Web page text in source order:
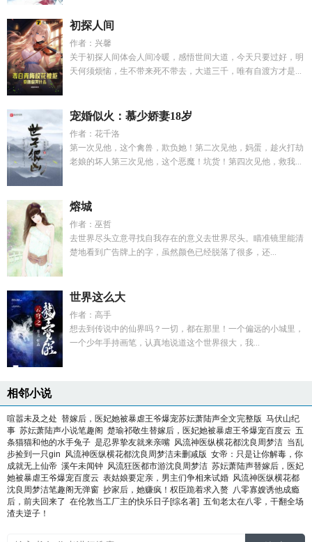
初探人间
作者：兴馨
关于初探人间体会人间冷暖，感悟世间大道，今天只要过好，明
天何须烦恼，生不带来死不带去，大道三千，唯有自渡方才是...
宠婚似火：慕少娇妻18岁
作者：花千洛
第一次见他，这个禽兽，欺负她！第二次见他，妈蛋，趁火打劫
老娘的坏人第三次见他，这个恶魔！坑货！第四次见他，救我...
熔城
作者：巫哲
去世界尽头立意寻找自我存在的意义去世界尽头。瞄准镜里能清
楚地看到广告牌上的字，虽然颜色已经脱落了很多，还...
世界这么大
作者：高手
想去到传说中的仙界吗？一切，都在那里！一个偏远的小城里，
一个少年手持画笔，认真地说道这个世界很大，我...
相邻小说
喧嚣未及之处 替嫁后，医妃她被暴虐王爷爆宠苏妘萧陆声全文完整版 马伏山纪
事 苏妘萧陆声小说笔趣阁 楚瑜祁敬生替嫁后，医妃她被暴虐王爷爆宠百度云 五
条猫猫和他的水手兔子 是忍界挚友就来亲嘴 风流神医纵横花都沈良周梦洁 当乱
步捡到一只gin 风流神医纵横花都沈良周梦洁未删减版 女帝：只是让你解毒，你
成就无上仙帝 溪午未闻钟 风流狂医都市游沈良周梦洁 苏妘萧陆声替嫁后，医妃
她被暴虐王爷爆宠百度云 表姑娘要定亲，男主们争相来试婚 风流神医纵横花都
沈良周梦洁笔趣阁无弹窗 抄家后，她赚疯！权臣跪着求入赘 八零寡嫂诱他成瘾
后，前夫回来了 在伦敦当工厂主的快乐日子[综名著] 五旬老太在八零，干翻全场
渣夫逆子！